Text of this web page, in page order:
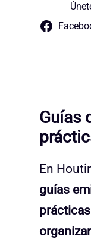
Guías
En
guías